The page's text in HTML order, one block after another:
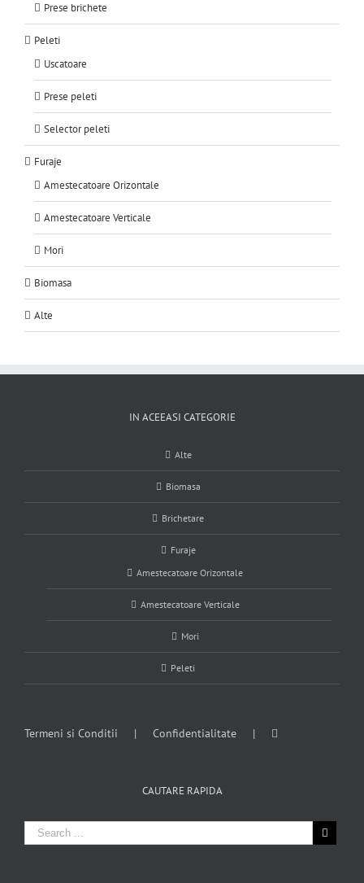
Prese brichete
Peleti
Uscatoare
Prese peleti
Selector peleti
Furaje
Amestecatoare Orizontale
Amestecatoare Verticale
Mori
Biomasa
Alte
IN ACEEASI CATEGORIE
Alte
Biomasa
Brichetare
Furaje
Amestecatoare Orizontale
Amestecatoare Verticale
Mori
Peleti
Termeni si Conditii Confidentialitate
CAUTARE RAPIDA